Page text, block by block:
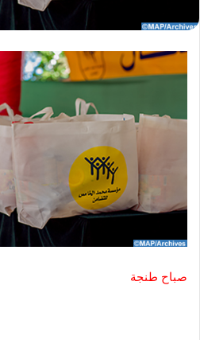
صباح طنجة